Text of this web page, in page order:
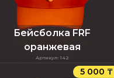
Бейсболка FRF
оранжевая
Артикул: 142
5 000 ₸